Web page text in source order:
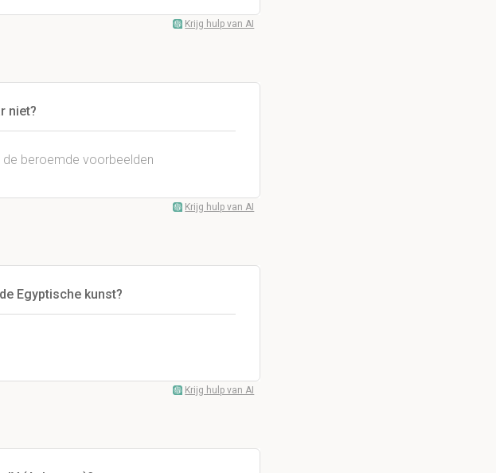
Krijg hulp van AI
niet?
beroemde voorbeelden
Krijg hulp van AI
Egyptische kunst?
Krijg hulp van AI